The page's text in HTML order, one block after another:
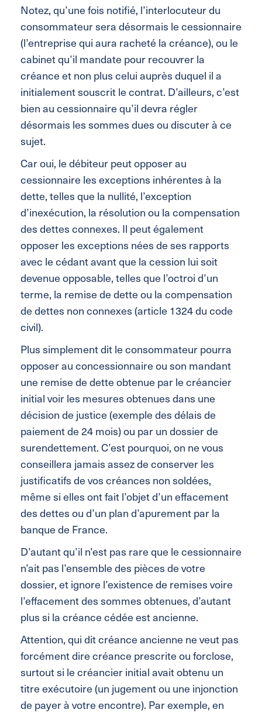
Notez, qu’une fois notifié, l’interlocuteur du
consommateur sera désormais le cessionnaire
(l’entreprise qui aura racheté la créance), ou le
cabinet qu’il mandate pour recouvrer la
créance et non plus celui auprès duquel il a
initialement souscrit le contrat. D’ailleurs, c’est
bien au cessionnaire qu’il devra régler
désormais les sommes dues ou discuter à ce
sujet.
Car oui, le débiteur peut opposer au
cessionnaire les exceptions inhérentes à la
dette, telles que la nullité, l’exception
d’inexécution, la résolution ou la compensation
des dettes connexes. Il peut également
opposer les exceptions nées de ses rapports
avec le cédant avant que la cession lui soit
devenue opposable, telles que l’octroi d’un
terme, la remise de dette ou la compensation
de dettes non connexes (article 1324 du code
civil).
Plus simplement dit le consommateur pourra
opposer au concessionnaire ou son mandant
une remise de dette obtenue par le créancier
initial voir les mesures obtenues dans une
décision de justice (exemple des délais de
paiement de 24 mois) ou par un dossier de
surendettement. C’est pourquoi, on ne vous
conseillera jamais assez de conserver les
justificatifs de vos créances non soldées,
même si elles ont fait l’objet d’un effacement
des dettes ou d’un plan d’apurement par la
banque de France.
D’autant qu’il n’est pas rare que le cessionnaire
n’ait pas l’ensemble des pièces de votre
dossier, et ignore l’existence de remises voire
l’effacement des sommes obtenues, d’autant
plus si la créance cédée est ancienne.
Attention, qui dit créance ancienne ne veut pas
forcément dire créance prescrite ou forclose,
surtout si le créancier initial avait obtenu un
titre exécutoire (un jugement ou une injonction
de payer à votre encontre). Par exemple, en